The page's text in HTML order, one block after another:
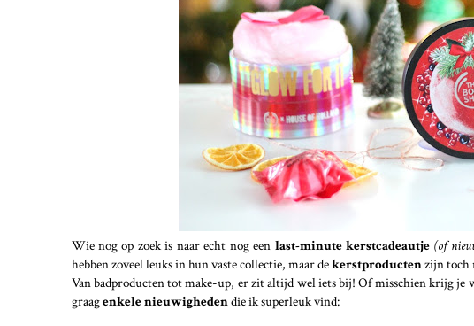
Wie nog op zoek is naar echt nog een last-minute kerstcadeautje (of
hebben zoveel leuks in hun vaste collectie, maar dekerstproductenzijn toch
Van badproducten tot make-up, er zit altijd wel iets bij! Of misschien krijg
graagenkele nieuwighedendie ik superleuk vind: